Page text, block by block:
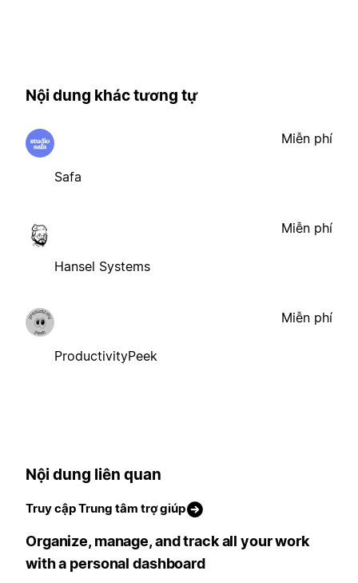
Nội dung khác tương tự
Safa
Miễn phí
Hansel Systems
Miễn phí
ProductivityPeek
Miễn phí
Nội dung liên quan
Truy cập Trung tâm trợ giúp
Organize, manage, and track all your work
with a personal dashboard